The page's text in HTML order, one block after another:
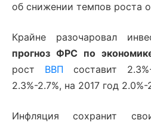
об снижении темпов роста
Крайне разочаровал
прогноз ФРС по
рост ВВП составит
2.3%-2.7%, на 2017 год 2.0%-
Инфляция сохранит